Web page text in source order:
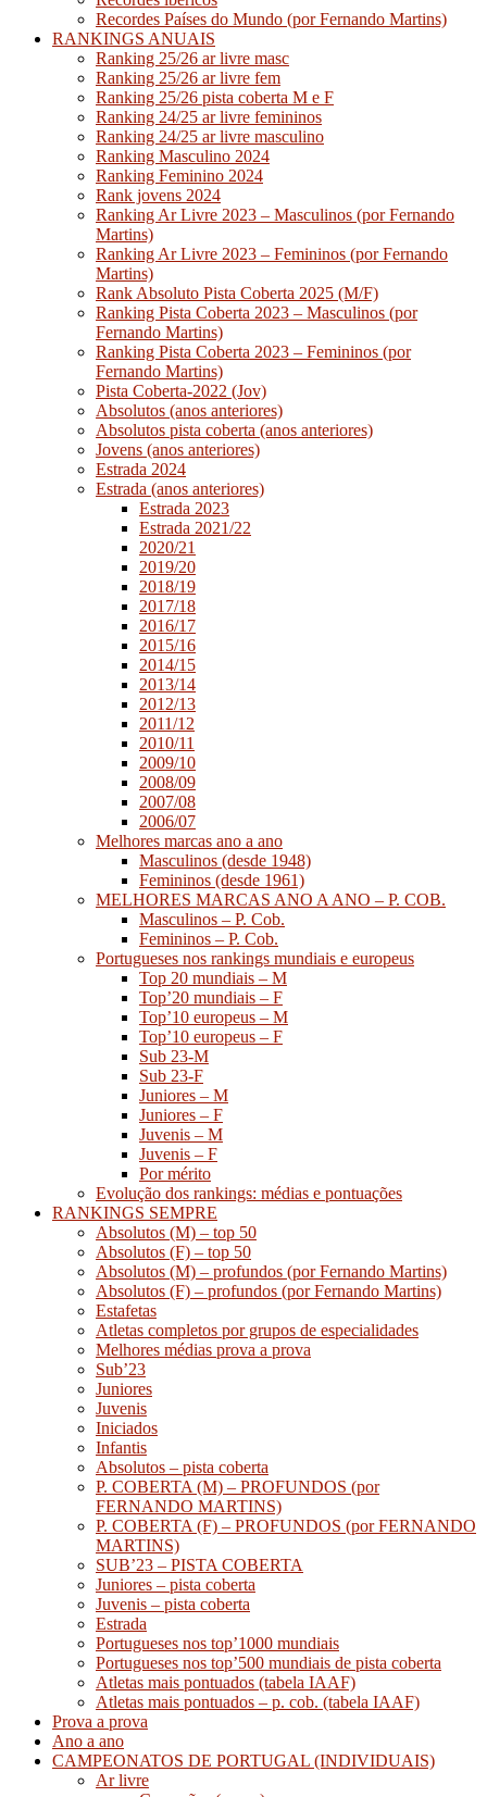
Recordes Países do Mundo (por Fernando Martins)
RANKINGS ANUAIS
Ranking 25/26 ar livre masc
Ranking 25/26 ar livre fem
Ranking 25/26 pista coberta M e F
Ranking 24/25 ar livre femininos
Ranking 24/25 ar livre masculino
Ranking Masculino 2024
Ranking Feminino 2024
Rank jovens 2024
Ranking Ar Livre 2023 – Masculinos (por Fernando
Martins)
Ranking Ar Livre 2023 – Femininos (por Fernando
Martins)
Rank Absoluto Pista Coberta 2025 (M/F)
Ranking Pista Coberta 2023 – Masculinos (por
Fernando Martins)
Ranking Pista Coberta 2023 – Femininos (por
Fernando Martins)
Pista Coberta-2022 (Jov)
Absolutos (anos anteriores)
Absolutos pista coberta (anos anteriores)
Jovens (anos anteriores)
Estrada 2024
Estrada (anos anteriores)
Estrada 2023
Estrada 2021/22
2020/21
2019/20
2018/19
2017/18
2016/17
2015/16
2014/15
2013/14
2012/13
2011/12
2010/11
2009/10
2008/09
2007/08
2006/07
Melhores marcas ano a ano
Masculinos (desde 1948)
Femininos (desde 1961)
MELHORES MARCAS ANO A ANO – P. COB.
Masculinos – P. Cob.
Femininos – P. Cob.
Portugueses nos rankings mundiais e europeus
Top 20 mundiais – M
Top’20 mundiais – F
Top’10 europeus – M
Top’10 europeus – F
Sub 23-M
Sub 23-F
Juniores – M
Juniores – F
Juvenis – M
Juvenis – F
Por mérito
Evolução dos rankings: médias e pontuações
RANKINGS SEMPRE
Absolutos (M) – top 50
Absolutos (F) – top 50
Absolutos (M) – profundos (por Fernando Martins)
Absolutos (F) – profundos (por Fernando Martins)
Estafetas
Atletas completos por grupos de especialidades
Melhores médias prova a prova
Sub’23
Juniores
Juvenis
Iniciados
Infantis
Absolutos – pista coberta
P. COBERTA (M) – PROFUNDOS (por
FERNANDO MARTINS)
P. COBERTA (F) – PROFUNDOS (por FERNANDO
MARTINS)
SUB’23 – PISTA COBERTA
Juniores – pista coberta
Juvenis – pista coberta
Estrada
Portugueses nos top’1000 mundiais
Portugueses nos top’500 mundiais de pista coberta
Atletas mais pontuados (tabela IAAF)
Atletas mais pontuados – p. cob. (tabela IAAF)
Prova a prova
Ano a ano
CAMPEONATOS DE PORTUGAL (INDIVIDUAIS)
Ar livre